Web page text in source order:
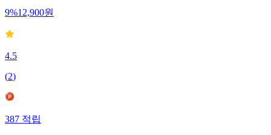
9%12,900원
4.5
(2)
387적립